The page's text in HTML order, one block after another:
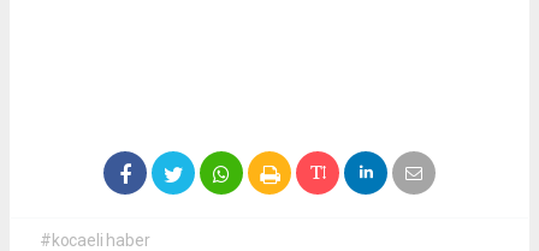
#kocaeli haber